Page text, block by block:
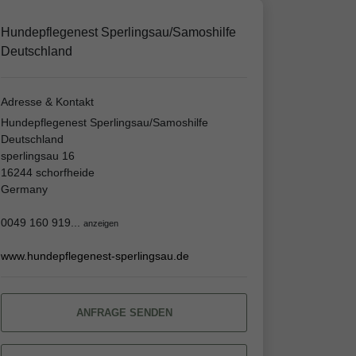
Hundepflegenest Sperlingsau/Samoshilfe
Deutschland
Adresse & Kontakt
Hundepflegenest Sperlingsau/Samoshilfe
Deutschland
sperlingsau 16
16244 schorfheide
Germany
0049 160 919... anzeigen
www.hundepflegenest-sperlingsau.de
ANFRAGE SENDEN